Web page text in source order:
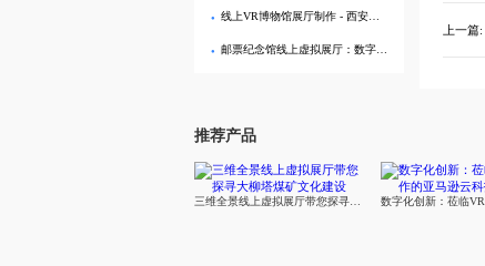
线上VR博物馆展厅制作 - 西安地区文化遗产数字化展示服务
邮票纪念馆线上虚拟展厅：数字化展示邮票历史，沉浸式体验文化魅力
上一篇:
推荐产品